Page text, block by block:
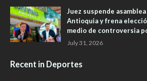
Juez suspende
Antioquia y frena
medio de controversia
July 31, 2026
Recent in Deportes